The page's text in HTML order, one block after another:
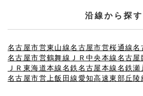
沿線から探す
名古屋市営東山線名古屋市営桜通線名
名古屋市営鶴舞線 ＪＲ中央本線名古屋
ＪＲ東海道本線名鉄名古屋本線名鉄瀬
名古屋市営上飯田線愛知高速東部丘陵